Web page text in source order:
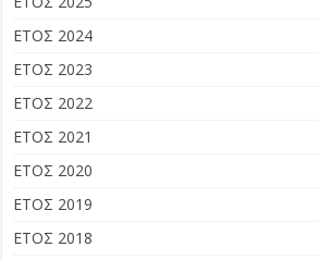
ΕΤΟΣ 2024
ΕΤΟΣ 2023
ΕΤΟΣ 2022
ΕΤΟΣ 2021
ΕΤΟΣ 2020
ΕΤΟΣ 2019
ΕΤΟΣ 2018